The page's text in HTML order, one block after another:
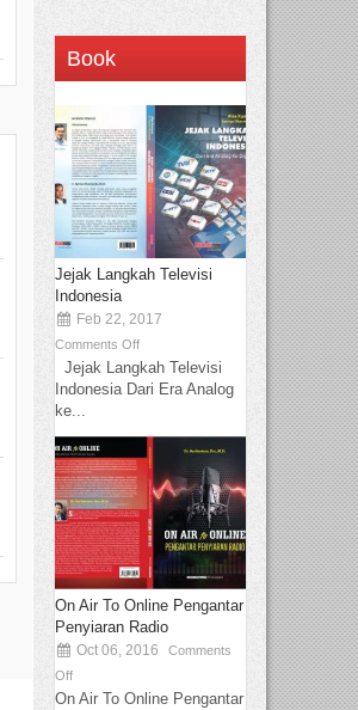
Book
Jejak Langkah Televisi
Indonesia
Feb 22, 2017
Comments Off
Jejak Langkah Televisi
Indonesia Dari Era Analog
ke...
On Air To Online Pengantar
Penyiaran Radio
Oct 06, 2016
Comments
Off
On Air To Online Pengantar